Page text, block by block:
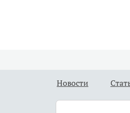
Новости